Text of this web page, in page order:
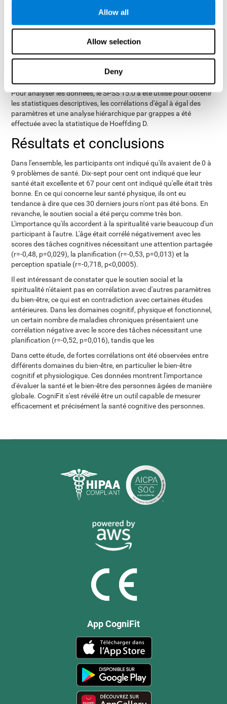
Allow all
Allow selection
Deny
, outil neuropsychologique qui
paramètres cognitifs.
Une fois la collecte des données de l'étude terminée, il est possible
de télécharger les résultats de chaque participant sur notre
ordinateur pour les analyser.
Analyse statistique
Pour analyser les données, le SPSS 15.0 a été utilisé pour obtenir
les statistiques descriptives, les corrélations d'égal à égal des
paramètres et une analyse hiérarchique par grappes a été
effectuée avec la statistique de Hoeffding D.
Résultats et conclusions
Dans l'ensemble, les participants ont indiqué qu'ils avaient de 0 à
9 problèmes de santé. Dix-sept pour cent ont indiqué que leur
santé était excellente et 67 pour cent ont indiqué qu'elle était très
bonne. En ce qui concerne leur santé physique, ils ont eu
tendance à dire que ces 30 derniers jours n'ont pas été bons. En
revanche, le soutien social a été perçu comme très bon.
L'importance qu'ils accordent à la spiritualité varie beaucoup d'un
participant à l'autre. L'âge était corrélé négativement avec les
scores des tâches cognitives nécessitant une attention partagée
(r=-0,48, p=0,029), la planification (r=-0,53, p=0,013) et la
perception spatiale (r=-0,718, p<0,0005).
Il est intéressant de constater que le soutien social et la
spiritualité n'étaient pas en corrélation avec d'autres paramètres
du bien-être, ce qui est en contradiction avec certaines études
antérieures. Dans les domaines cognitif, physique et fonctionnel,
un certain nombre de maladies chroniques présentaient une
corrélation négative avec le score des tâches nécessitant une
planification (r=-0,52, p=0,016), tandis que les
Dans cette étude, de fortes corrélations ont été observées entre
différents domaines du bien-être, en particulier le bien-être
cognitif et physiologique. Ces données montrent l'importance
d'évaluer la santé et le bien-être des personnes âgées de manière
globale. CogniFit s'est révélé être un outil capable de mesurer
efficacement et précisément la santé cognitive des personnes.
App CogniFit